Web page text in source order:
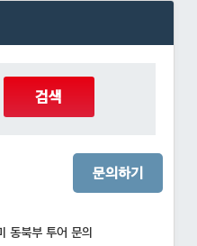
문의하기
북부 투어 문의